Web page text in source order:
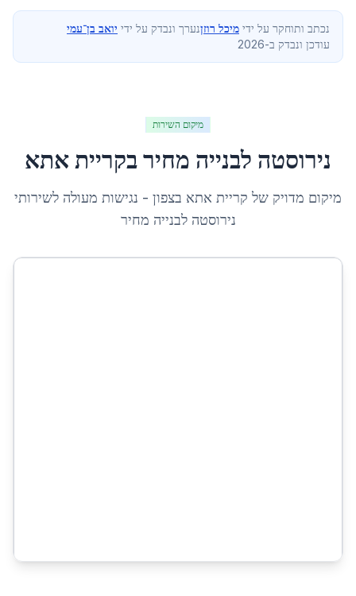
נכתב ותוחקר על ידי מיכל רוזןנערך ונבדק על ידי יואב בן־עמי
עודכן ונבדק ב-2026
מיקום השירות
נירוסטה לבנייה מחירבקריית אתא
מיקום מדויק של קריית אתא בצפון - נגישות מעולה לשירותי
נירוסטה לבנייה מחיר